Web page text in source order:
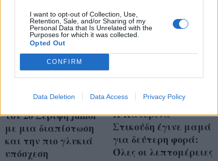
I want to opt-out of Collection, Use,
Retention, Sale, and/or Sharing of my
Personal Data that Is Unrelated with the
Purposes for which it was collected.
Opted Out
CONFIRM
Data Deletion Data Access Privacy Policy
Στικούδη υποδέχθηκε
τον 2ο Σερίφη junior
με μια διαπίστωση
και την πιο γλυκιά
υπόσχεση
H Κατερίνα
Στικούδη έγινε μαμά
για δεύτερη φορά:
Όλες οι λεπτομέρειες